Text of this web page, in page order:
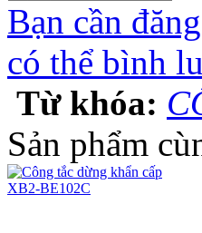
Bạn cần
có thể bình
Từ khóa:
Sản phẩm